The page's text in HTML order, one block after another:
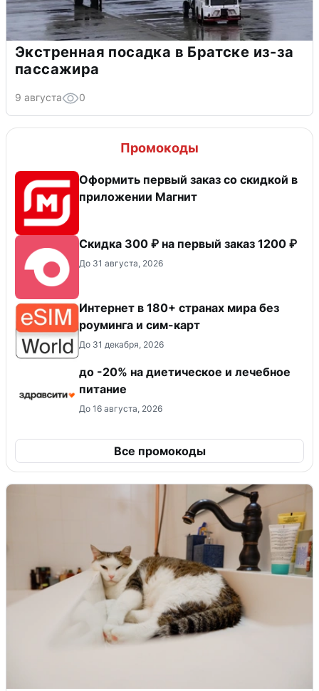
Экстренная посадка в Братске из-за
пассажира
9 августа 0
Промокоды
Оформить первый заказ со скидкой в
приложении Магнит
Скидка 300 ₽ на первый заказ 1200 ₽
До 31 августа, 2026
Интернет в 180+ странах мира без
роуминга и сим-карт
До 31 декабря, 2026
до -20% на диетическое и лечебное
питание
До 16 августа, 2026
Все промокоды